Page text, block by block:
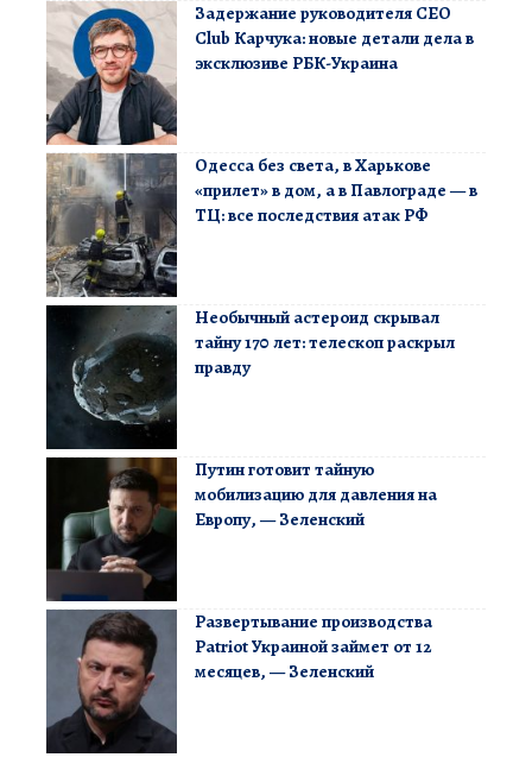
Задержание руководителя CEO
Club Карчука: новые детали дела в
эксклюзиве РБК-Украина
Одесса без света, в Харькове
«прилет» в дом, а в Павлограде — в
ТЦ: все последствия атак РФ
Необычный астероид скрывал
тайну 170 лет: телескоп раскрыл
правду
Путин готовит тайную
мобилизацию для давления на
Европу, — Зеленский
Развертывание производства
Patriot Украиной займет от 12
месяцев, — Зеленский